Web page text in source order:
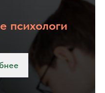
психологи